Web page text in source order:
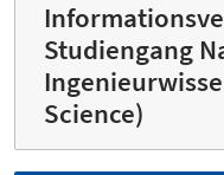
Studiengang
Science)